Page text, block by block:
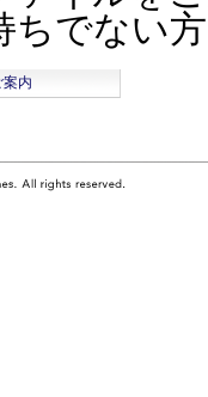
ちでない
案内